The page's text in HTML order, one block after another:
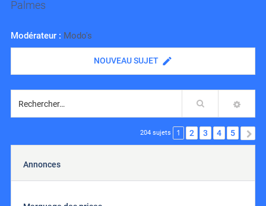
Palmes
Modérateur : Modo's
NOUVEAU SUJET
Rechercher
204 sujets 1 2 3 4 5
Annonces